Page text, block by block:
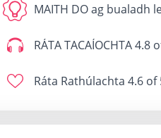
MAITH DOag bualadh
RÁTA TACAÍOCHTA4.8
Ráta Rathúlachta 4.6 of